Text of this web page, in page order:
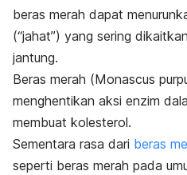
beras merah dapat
(“jahat”) yang sering
jantung.
Beras merah (Monascus
menghentikan aksi enzim
membuat kolesterol.
Sementara rasa dari beras
seperti beras merah pada